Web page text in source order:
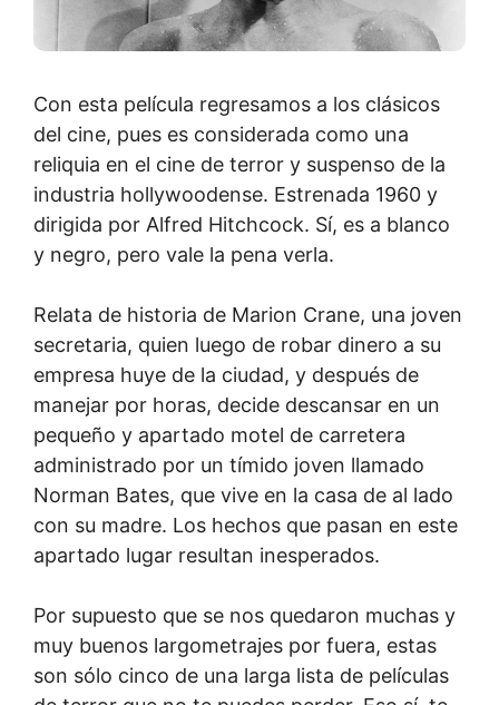
Con esta película regresamos a los clásicos
del cine, pues es considerada como una
reliquia en el cine de terror y suspenso de la
industria hollywoodense. Estrenada 1960 y
dirigida por Alfred Hitchcock. Sí, es a blanco
y negro, pero vale la pena verla.
Relata de historia de Marion Crane, una joven
secretaria, quien luego de robar dinero a su
empresa huye de la ciudad, y después de
manejar por horas, decide descansar en un
pequeño y apartado motel de carretera
administrado por un tímido joven llamado
Norman Bates, que vive en la casa de al lado
con su madre. Los hechos que pasan en este
apartado lugar resultan inesperados.
Por supuesto que se nos quedaron muchas y
muy buenos largometrajes por fuera, estas
son sólo cinco de una larga lista de películas